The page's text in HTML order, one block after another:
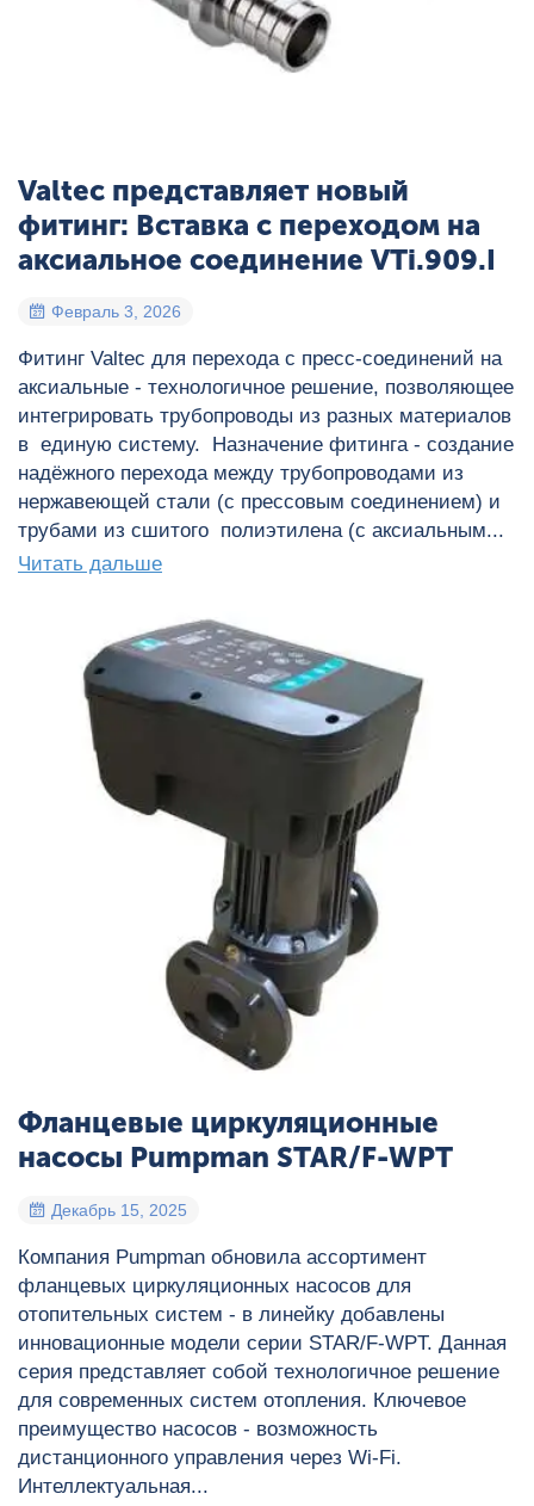
Valtec представляет новый
фитинг: Вставка с переходом на
аксиальное соединение VTi.909.I
Февраль 3, 2026
Фитинг Valtec для перехода с пресс‑соединений на
аксиальные - технологичное решение, позволяющее
интегрировать трубопроводы из разных материалов
в единую систему. Назначение фитинга - создание
надёжного перехода между трубопроводами из
нержавеющей стали (с прессовым соединением) и
трубами из сшитого полиэтилена (с аксиальным...
Читать дальше
Фланцевые циркуляционные
насосы Pumpman STAR/F-WPT
Декабрь 15, 2025
Компания Pumpman обновила ассортимент
фланцевых циркуляционных насосов для
отопительных систем - в линейку добавлены
инновационные модели серии STAR/F‑WPT. Данная
серия представляет собой технологичное решение
для современных систем отопления. Ключевое
преимущество насосов - возможность
дистанционного управления через Wi‑Fi.
Интеллектуальная...